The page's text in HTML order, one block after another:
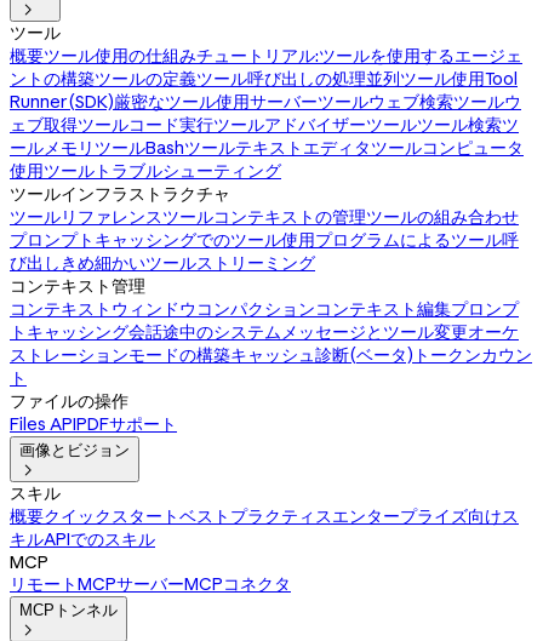

ツール
概要ツール使用の仕組みチュートリアル:ツールを使用するエージェ
ントの構築ツールの定義ツール呼び出しの処理並列ツール使用Tool
Runner(SDK)厳密なツール使用サーバーツールウェブ検索ツールウ
ェブ取得ツールコード実行ツールアドバイザーツールツール検索ツ
ールメモリツールBashツールテキストエディタツールコンピュータ
使用ツール トラブルシューティング
ツールインフラストラクチャ
ツールリファレンスツールコンテキストの管理ツールの組み合わせ
プロンプトキャッシングでのツール使用プログラムによるツール呼
び出し きめ細かいツールストリーミング
コンテキスト管理
コンテキストウィンドウ コンパクションコンテキスト編集プロンプ
トキャッシング会話途中のシステムメッセージとツール変更オーケ
ストレーションモードの構築キャッシュ診断(ベータ) トークンカウン
ト
ファイルの操作
Files APIPDFサポート
画像とビジョン

スキル
概要クイックスタートベストプラクティスエンタープライズ向けス
キルAPIでのスキル
MCP
リモートMCPサーバーMCPコネクタ
MCPトンネル
